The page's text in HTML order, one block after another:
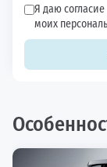
Я даю
моих